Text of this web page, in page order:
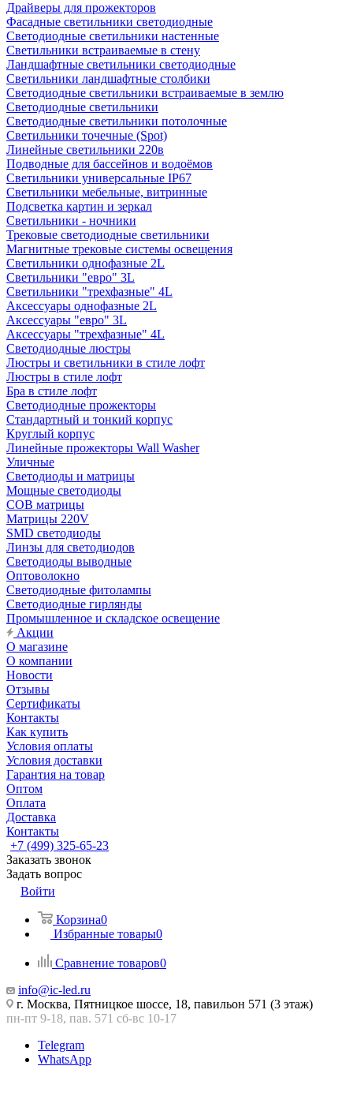
Драйверы для прожекторов
Фасадные светильники светодиодные
Светодиодные светильники настенные
Светильники встраиваемые в стену
Ландшафтные светильники светодиодные
Светильники ландшафтные столбики
Светодиодные светильники встраиваемые в землю
Светодиодные светильники
Светодиодные светильники потолочные
Светильники точечные (Spot)
Линейные светильники 220в
Подводные для бассейнов и водоёмов
Светильники универсальные IP67
Светильники мебельные, витринные
Подсветка картин и зеркал
Светильники - ночники
Трековые светодиодные светильники
Магнитные трековые системы освещения
Светильники однофазные 2L
Светильники "евро" 3L
Светильники "трехфазные" 4L
Аксессуары однофазные 2L
Аксессуары "евро" 3L
Аксессуары "трехфазные" 4L
Светодиодные люстры
Люстры и светильники в стиле лофт
Люстры в стиле лофт
Бра в стиле лофт
Светодиодные прожекторы
Стандартный и тонкий корпус
Круглый корпус
Линейные прожекторы Wall Washer
Уличные
Светодиоды и матрицы
Мощные светодиоды
COB матрицы
Матрицы 220V
SMD светодиоды
Линзы для светодиодов
Светодиоды выводные
Оптоволокно
Светодиодные фитолампы
Светодиодные гирлянды
Промышленное и складское освещение
Акции
О магазине
О компании
Новости
Отзывы
Сертификаты
Контакты
Как купить
Условия оплаты
Условия доставки
Гарантия на товар
Оптом
Оплата
Доставка
Контакты
+7 (499) 325-65-23
Заказать звонок
Задать вопрос
Войти
Корзина0
Избранные товары0
Сравнение товаров0
info@ic-led.ru
г. Москва, Пятницкое шоссе, 18, павильон 571 (3 этаж)
пн-пт 9-18, пав. 571 сб-вс 10-17
Telegram
WhatsApp